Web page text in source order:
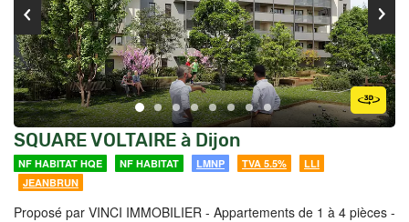
SQUARE VOLTAIRE à Dijon
NF HABITAT HQE NF HABITAT LMNP TVA 5.5%
LLI
JEANBRUN
Proposé par VINCI IMMOBILIER - Appartements de 1 à 4 pièces -